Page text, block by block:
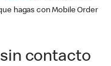
hagas con Mobile Order
contacto